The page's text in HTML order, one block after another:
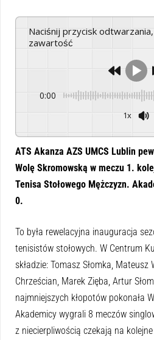
Naciśnij przycisk odtwarzania, aby odsłuchać tę
zawartość
0:00
1x
ATS Akanza AZS UMCS Lublin
Wolę Skromowską w meczu 1.
Tenisa Stołowego Mężczyzn.
0.
To była rewelacyjna inauguracja
tenisistów stołowych. W Centrum
składzie: Tomasz Słomka, Mateusz
Chrześcian, Marek Zięba, Artur
najmniejszych kłopotów pokonała
Akademicy wygrali 8 meczów
z niecierpliwością czekają na